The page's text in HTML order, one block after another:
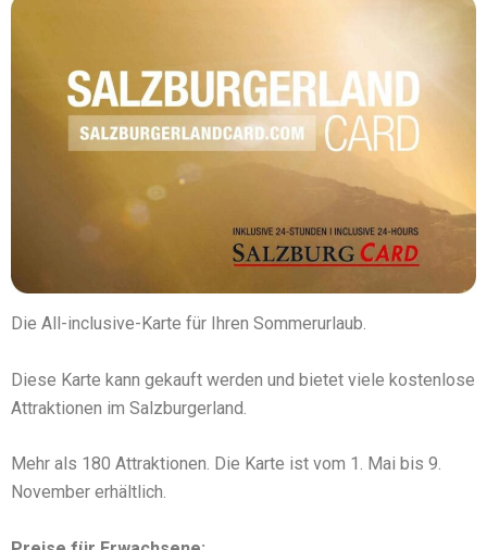
Die All-inclusive-Karte für Ihren Sommerurlaub.
Diese Karte kann gekauft werden und bietet viele kostenlose
Attraktionen im Salzburgerland.
Mehr als 180 Attraktionen. Die Karte ist vom 1. Mai bis 9.
November erhältlich.